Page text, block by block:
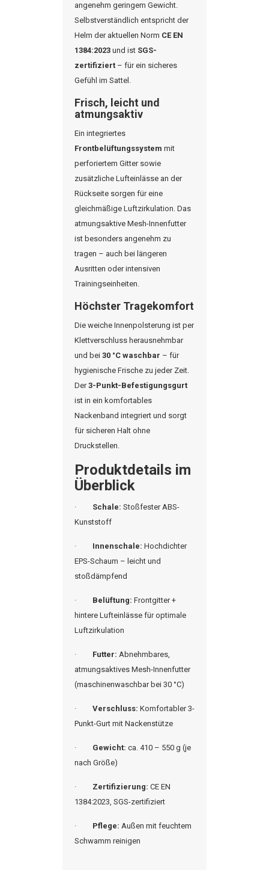
angenehm geringem Gewicht.
Selbstverständlich entspricht der
Helm der aktuellen Norm CE EN
1384:2023 und ist SGS-
zertifiziert – für ein sicheres
Gefühl im Sattel.
Frisch, leicht und
atmungsaktiv
Ein integriertes
Frontbelüftungssystem mit
perforiertem Gitter sowie
zusätzliche Lufteinlässe an der
Rückseite sorgen für eine
gleichmäßige Luftzirkulation. Das
atmungsaktive Mesh-Innenfutter
ist besonders angenehm zu
tragen – auch bei längeren
Ausritten oder intensiven
Trainingseinheiten.
Höchster Tragekomfort
Die weiche Innenpolsterung ist per
Klettverschluss herausnehmbar
und bei 30 °C waschbar – für
hygienische Frische zu jeder Zeit.
Der3-Punkt-Befestigungsgurt
ist in ein komfortables
Nackenband integriert und sorgt
für sicheren Halt ohne
Druckstellen.
Produktdetails im
Überblick
· Schale: Stoßfester ABS-
Kunststoff
· Innenschale: Hochdichter
EPS-Schaum – leicht und
stoßdämpfend
· Belüftung: Frontgitter +
hintere Lufteinlässe für optimale
Luftzirkulation
· Futter: Abnehmbares,
atmungsaktives Mesh-Innenfutter
(maschinenwaschbar bei 30 °C)
· Verschluss: Komfortabler 3-
Punkt-Gurt mit Nackenstütze
· Gewicht: ca. 410 – 550 g (je
nach Größe)
· Zertifizierung: CE EN
1384:2023, SGS-zertifiziert
· Pflege: Außen mit feuchtem
Schwamm reinigen